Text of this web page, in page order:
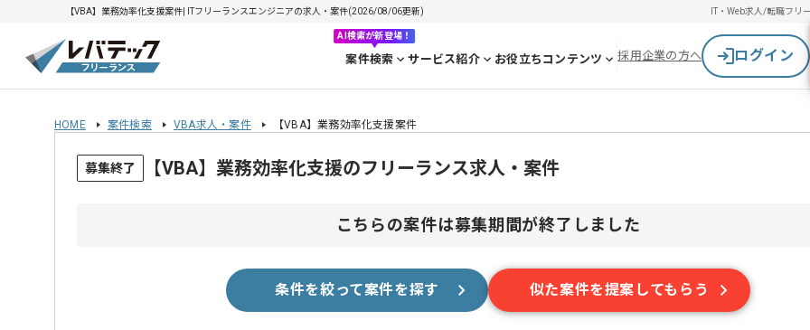
【VBA】業務効率化支援案件| ITフリーランスエンジニアの求人・案件(2026/08/06更新) IT・Web求人/転職フリ
AI検索が新登場！
案件検索 サービス紹介 お役立ちコンテンツ 採用企業の方へ ログイン
HOME 案件検索 VBA求人・案件 【VBA】業務効率化支援案件
募集終了 【VBA】業務効率化支援のフリーランス求人・案件
こちらの案件は募集期間が終了しました
条件を絞って案件を探す 似た案件を提案してもらう